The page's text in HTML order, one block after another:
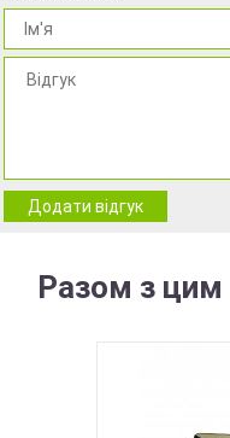
Додати відгук
Разом з